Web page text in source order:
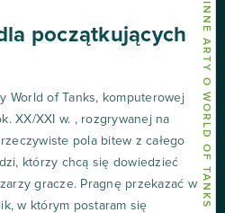
INNE ARTY O WORLD OF TANKS
początkujących
World of Tanks, komputerowej
XX/XXI w. , rozgrywanej na
pola bitew z całego
którzy chcą się dowiedzieć
gracze. Pragnę przekazać w
w którym postaram się